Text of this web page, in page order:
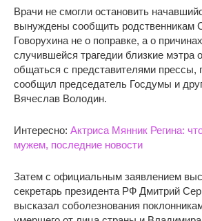
Врачи не смогли остановить
вынуждены сообщить родственникам
Говорухина не о поправке, а о
случившейся трагедии близкие мэтра
общаться с представителями прессы,
сообщил председатель Госдумы и
Вячеслав Володин.
Интересно: Актриса Мянник Регина:
мужем, последние новости
Затем с официальным заявлением
секретарь президента РФ Дмитрий
высказал соболезнования